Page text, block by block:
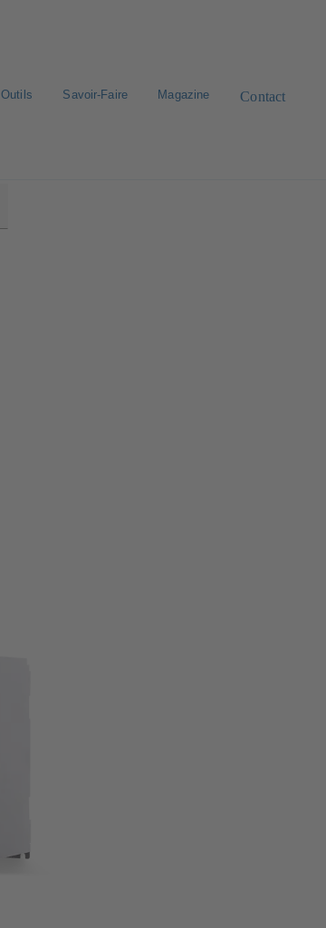
Outils Savoir-Faire Magazine Contact